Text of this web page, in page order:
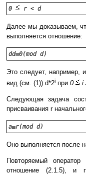
0 r < d
Далее мы доказываем,
выполняется отношение:
dd 0(mod d)
Это следует, например,
вид (см. (1)) d*2i при 0 i
Следующая задача
присваивания r
a r(mod d)
Оно выполняется после
Повторяемый оператор
отношение (2.1.5), и